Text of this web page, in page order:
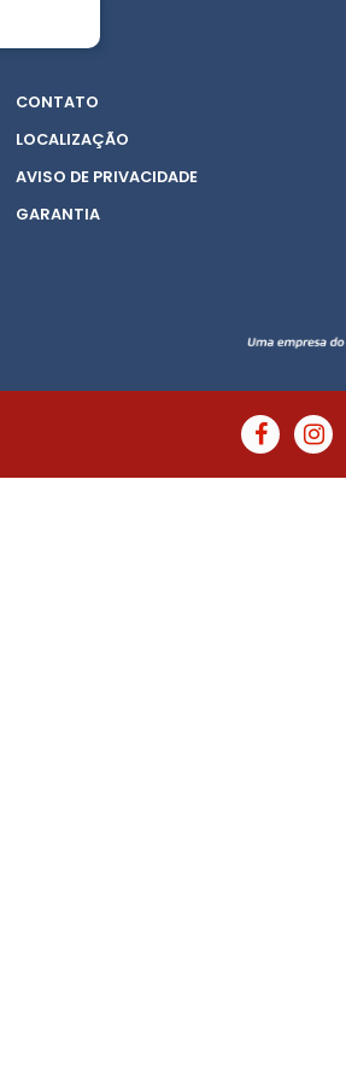
CONTATO
LOCALIZAÇÃO
AVISO DE PRIVACIDADE
GARANTIA